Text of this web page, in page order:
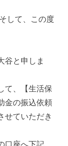
して、この度
谷と申しま
て、【生活保
金の振込依頼
せていただき
口座へ下記